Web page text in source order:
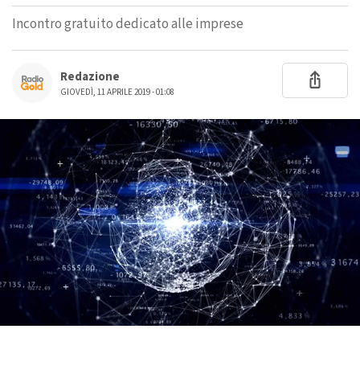
Incontro gratuito dedicato alle imprese
Redazione
GIOVEDÌ, 11 APRILE 2019 - 01:08